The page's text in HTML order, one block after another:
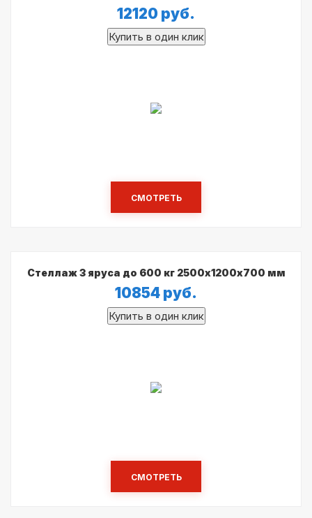
12120 руб.
СМОТРЕТЬ
Стеллаж 3 яруса до 600 кг 2500х1200х700 мм
10854 руб.
СМОТРЕТЬ